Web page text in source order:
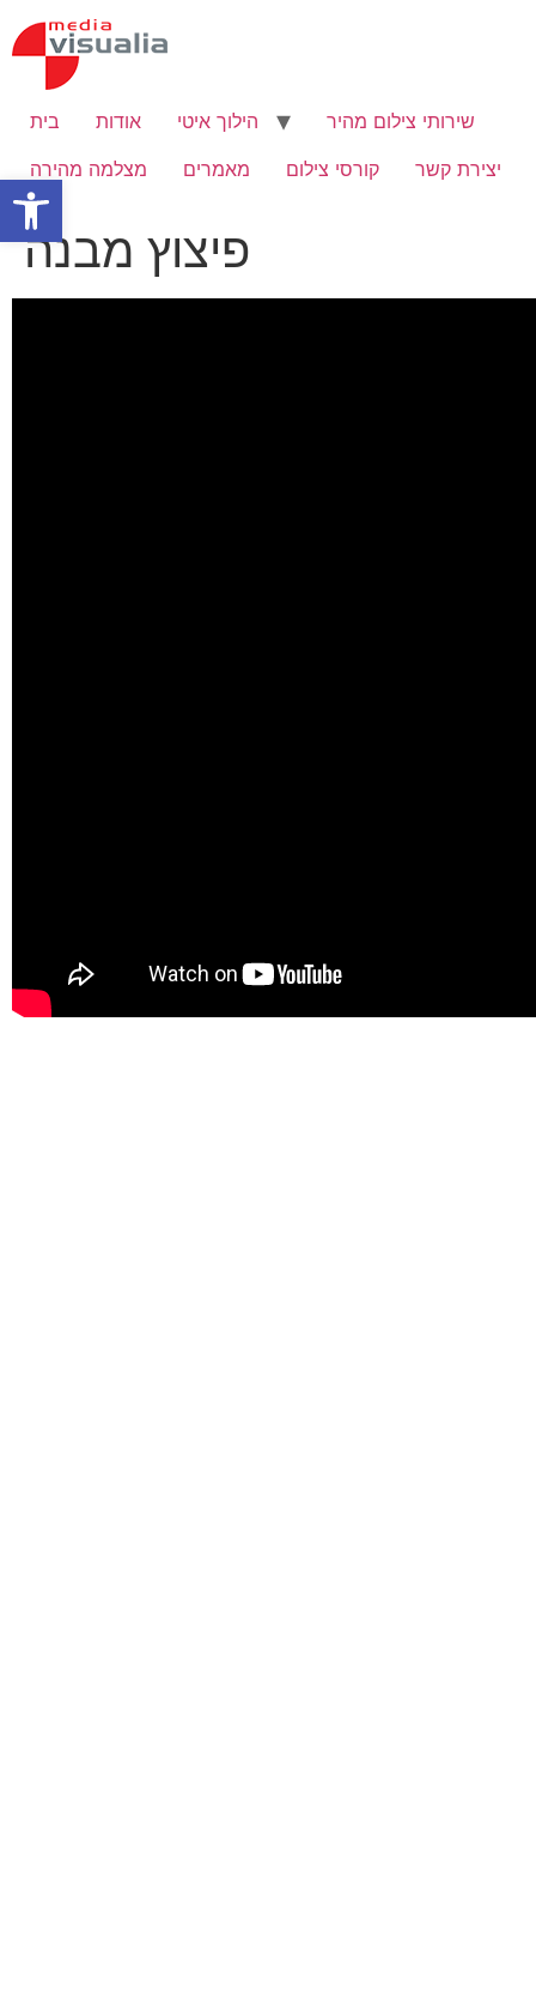
Open toolbar
to
בית אודות הילוך איטי
שירותי צילום מהיר
מצלמה מהירה
מאמרים קורסי צילום יצירת קשר
פיצוץ מבנה